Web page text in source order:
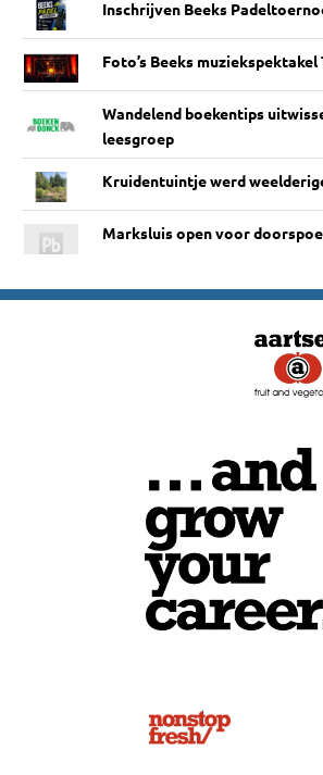
Inschrijven Beeks
Foto’s Beeks
Wandelend boekentips
leesgroep
Kruidentuintje werd
Marksluis open voor